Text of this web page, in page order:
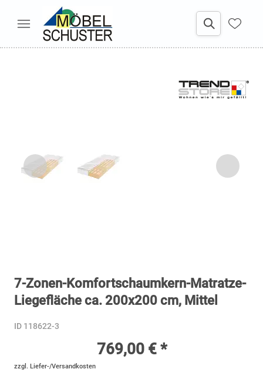
7-Zonen-Komfortschaumkern-Matratze-
Liegefläche ca. 200x200 cm, Mittel
ID 118622-3
769,00 € *
zzgl. Liefer-/Versandkosten